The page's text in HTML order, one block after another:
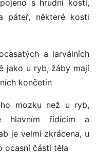
s hrudní kostí,
páteř, některé kosti
a larválních
jako u ryb, žáby mají
končetin
mozku než u ryb,
hlavním řídícím a
je velmi zkrácena, u
ocasní části těla